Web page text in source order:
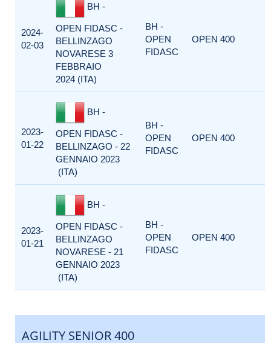
2024-
02-03
BH -
OPEN FIDASC -
BELLINZAGO
NOVARESE 3
FEBBRAIO
2024 (ITA)
BH -
OPEN
FIDASC
OPEN 400
2023-
01-22
BH -
OPEN FIDASC -
BELLINZAGO - 22
GENNAIO 2023
(ITA)
BH -
OPEN
FIDASC
OPEN 400
2023-
01-21
BH -
OPEN FIDASC -
BELLINZAGO
NOVARESE - 21
GENNAIO 2023
(ITA)
BH -
OPEN
FIDASC
OPEN 400
AGILITY SENIOR 400